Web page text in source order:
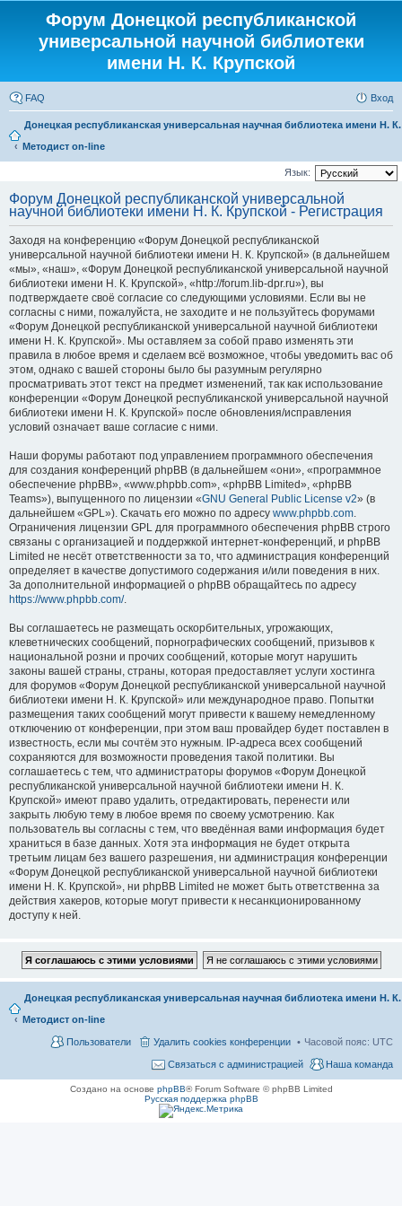
Форум Донецкой республиканской
универсальной научной библиотеки
имени Н. К. Крупской
FAQ Вход
Донецкая республиканская универсальная научная библиотека имени Н.
Методист on-line
Язык:
Форум Донецкой республиканской универсальной
научной библиотеки имени Н. К. Крупской - Регистрация
Заходя на конференцию «Форум Донецкой республиканской
универсальной научной библиотеки имени Н. К. Крупской» (в дальнейшем
«мы», «наш», «Форум Донецкой республиканской универсальной научной
библиотеки имени Н. К. Крупской», «http://forum.lib-dpr.ru»), вы
подтверждаете своё согласие со следующими условиями. Если вы не
согласны с ними, пожалуйста, не заходите и не пользуйтесь форумами
«Форум Донецкой республиканской универсальной научной библиотеки
имени Н. К. Крупской». Мы оставляем за собой право изменять эти
правила в любое время и сделаем всё возможное, чтобы уведомить вас об
этом, однако с вашей стороны было бы разумным регулярно
просматривать этот текст на предмет изменений, так как использование
конференции «Форум Донецкой республиканской универсальной научной
библиотеки имени Н. К. Крупской» после обновления/исправления
условий означает ваше согласие с ними.
Наши форумы работают под управлением программного обеспечения
для создания конференций phpBB (в дальнейшем «они», «программное
обеспечение phpBB», «www.phpbb.com», «phpBB Limited», «phpBB
Teams»), выпущенного по лицензии «GNU General Public License v2» (в
дальнейшем «GPL»). Скачать его можно по адресу www.phpbb.com.
Ограничения лицензии GPL для программного обеспечения phpBB строго
связаны с организацией и поддержкой интернет-конференций, и phpBB
Limited не несёт ответственности за то, что администрация конференций
определяет в качестве допустимого содержания и/или поведения в них.
За дополнительной информацией о phpBB обращайтесь по адресу
https://www.phpbb.com/.
Вы соглашаетесь не размещать оскорбительных, угрожающих,
клеветнических сообщений, порнографических сообщений, призывов к
национальной розни и прочих сообщений, которые могут нарушить
законы вашей страны, страны, которая предоставляет услуги хостинга
для форумов «Форум Донецкой республиканской универсальной научной
библиотеки имени Н. К. Крупской» или международное право. Попытки
размещения таких сообщений могут привести к вашему немедленному
отключению от конференции, при этом ваш провайдер будет поставлен в
известность, если мы сочтём это нужным. IP-адреса всех сообщений
сохраняются для возможности проведения такой политики. Вы
соглашаетесь с тем, что администраторы форумов «Форум Донецкой
республиканской универсальной научной библиотеки имени Н. К.
Крупской» имеют право удалить, отредактировать, перенести или
закрыть любую тему в любое время по своему усмотрению. Как
пользователь вы согласны с тем, что введённая вами информация будет
храниться в базе данных. Хотя эта информация не будет открыта
третьим лицам без вашего разрешения, ни администрация конференции
«Форум Донецкой республиканской универсальной научной библиотеки
имени Н. К. Крупской», ни phpBB Limited не может быть ответственна за
действия хакеров, которые могут привести к несанкционированному
доступу к ней.
Донецкая республиканская универсальная научная библиотека имени Н.
Методист on-line
Часовой пояс: UTC
Удалить cookies конференции
Пользователи
Наша команда
Связаться с администрацией
Создано на основе phpBB® Forum Software © phpBB Limited
Русская поддержка phpBB